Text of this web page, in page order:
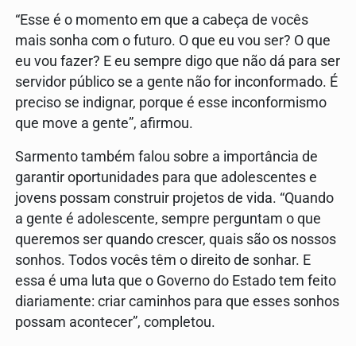
“Esse é o momento em que a cabeça de vocês
mais sonha com o futuro. O que eu vou ser? O que
eu vou fazer? E eu sempre digo que não dá para ser
servidor público se a gente não for inconformado. É
preciso se indignar, porque é esse inconformismo
que move a gente”, afirmou.
Sarmento também falou sobre a importância de
garantir oportunidades para que adolescentes e
jovens possam construir projetos de vida. “Quando
a gente é adolescente, sempre perguntam o que
queremos ser quando crescer, quais são os nossos
sonhos. Todos vocês têm o direito de sonhar. E
essa é uma luta que o Governo do Estado tem feito
diariamente: criar caminhos para que esses sonhos
possam acontecer”, completou.